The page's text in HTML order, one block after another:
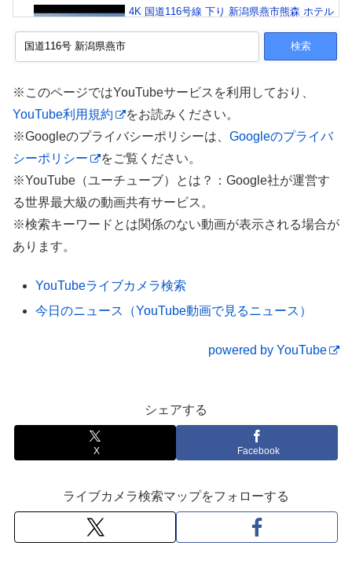
4K 国道116号線 下り 新潟県燕市熊森 ホテル
4K 国道116号線 新潟県燕市新興野 ⇒ 本川橋
⇒ 国道403号線 ⇒ 新潟県道20号線 ⇒ 中越植
物園 2022-05-06
R116 Nigata to Nigata 【 国道116号 】新潟県
柏崎市 ～ 新潟県 新潟市 中央区 区間 車載動
※このページではYouTubeサービスを利用しており、
YouTube利用規約
をお読みください。
※Googleのプライバシーポリシーは、 Googleのプライバ
シーポリシー
をご覧ください。
※YouTube（ユーチューブ）とは？：Google社が運営す
る世界最大級の動画共有サービス。
※検索キーワードとは関係のない動画が表示される場合が
あります。
YouTubeライブカメラ検索
今日のニュース（YouTube動画で見るニュース）
powered by YouTube
シェアする
X Facebook
ライブカメラ検索マップをフォローする